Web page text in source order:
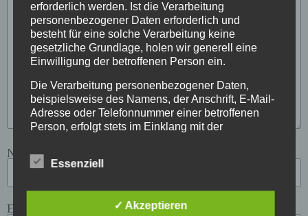
Name*
E-Mail-Adresse
erforderlich werden. Ist die Verarbeitung
personenbezogener Daten erforderlich und
besteht für eine solche Verarbeitung keine
gesetzliche Grundlage, holen wir generell eine
Einwilligung der betroffenen Person ein.
Die Verarbeitung personenbezogener Daten,
beispielsweise des Namens, der Anschrift, E-Mail-
Adresse oder Telefonnummer einer betroffenen
Person, erfolgt stets im Einklang mit der
Übereinstimmung mit den für uns geltenden
landesspezifischen Datenschutzbestimmungen.
und Zweck der von uns erhobenen, genutzten und
Essenziell
✓ Akzeptieren